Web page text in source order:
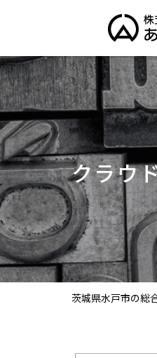
クラウ
茨城県水戸市の総